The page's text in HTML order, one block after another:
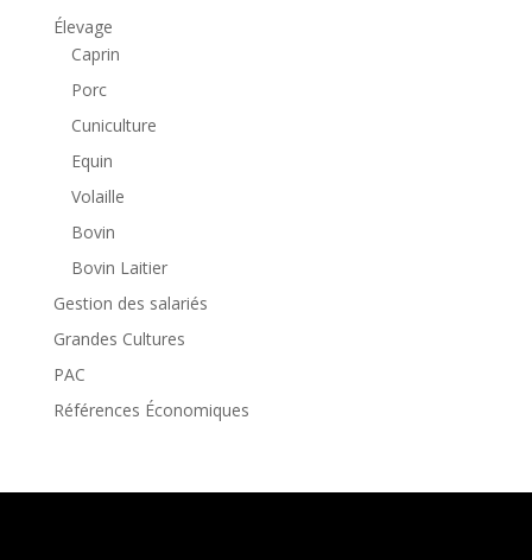
Élevage
Caprin
Porc
Cuniculture
Equin
Volaille
Bovin
Bovin Laitier
Gestion des salariés
Grandes Cultures
PAC
Références Économiques